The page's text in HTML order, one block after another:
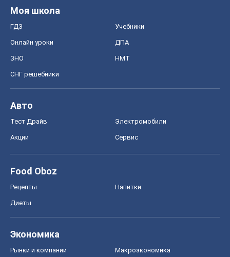
Моя школа
ГДЗ Учебники
Онлайн уроки ДПА
ЗНО НМТ
СНГ решебники
Авто
Тест Драйв Электромобили
Акции Сервис
Food Oboz
Рецепты Напитки
Диеты
Экономика
Рынки и компании Mакроэкономика